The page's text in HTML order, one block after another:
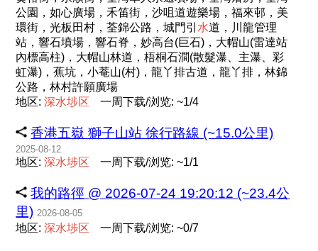
公園，如心廣場，禾笛街，沙咀道遊樂場，福來邨，美
環街，光板田村，荃錦公路，城門引 水道，川龍管理
站，響石墳場，響石脊，妙高台(巨石)，大帽山(雷達站
內標高柱)，大帽山林道，梧桐石澗(散髮瀑、主瀑、彩
虹瀑)，蕉坑，小菴山(村)，龍丫排古道，龍丫排，林錦
公路，林村許願廣場
地区:深水埗区 一周下载/浏览: ~1/4
香港五嶽 獅子山站 徐行路線 (~15.0公里)
2025-08-12
地区:深水埗区 一周下载/浏览: ~1/1
我的路徑 @ 2026-07-24 19:20:12 (~23.4公
里) 2026-08-05
地区:深水埗区 一周下载/浏览: ~0/7